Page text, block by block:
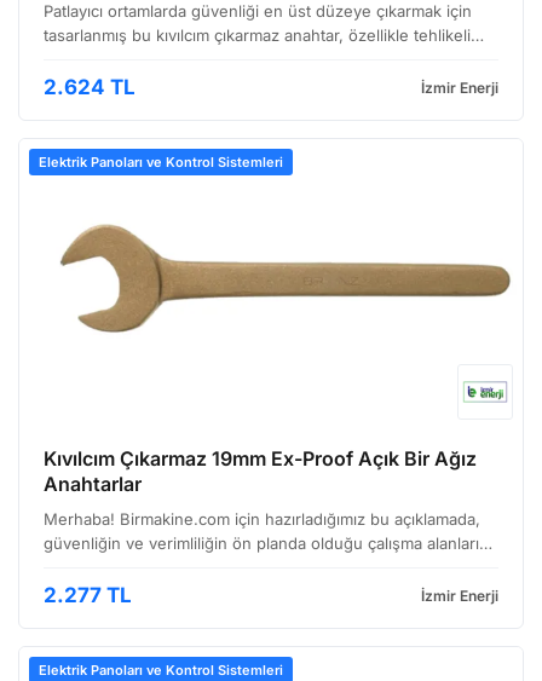
Patlayıcı ortamlarda güvenliği en üst düzeye çıkarmak için
tasarlanmış bu kıvılcım çıkarmaz anahtar, özellikle tehlikeli
çözümdür. Anahtar, patlamaya dayanıklı ya…
2.624 TL İzmir Enerji
Elektrik Panoları ve Kontrol Sistemleri
Kıvılcım Çıkarmaz 19mm Ex-Proof Açık Bir Ağız
Anahtarlar
Merhaba! Birmakine.com için hazırladığımız bu açıklamada,
güvenliğin ve verimliliğin ön planda olduğu çalışma alanları
Çıkarmaz 19mm Ex-Proof Açık Bir Ağız…
2.277 TL İzmir Enerji
Elektrik Panoları ve Kontrol Sistemleri